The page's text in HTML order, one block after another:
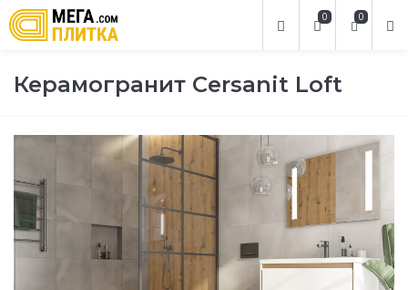
0
0
Керамогранит Cersanit Loft